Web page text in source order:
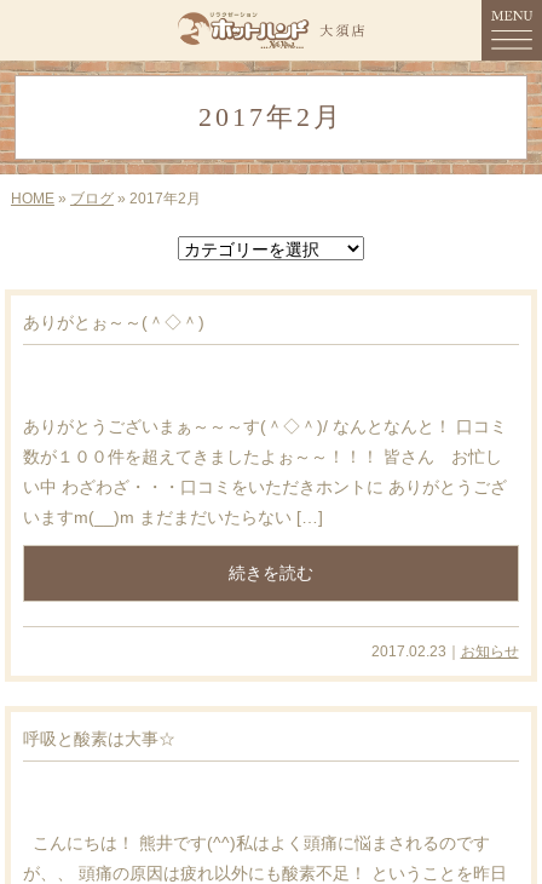
MENU
HOME
コンセプト
ご予約
ブログ
2017年2月
HOME» ブログ» 2017年2月
ありがとぉ～～(＾◇＾)
ありがとうございまぁ～～～す(＾◇＾)/ なんとなんと！ 口コミ
数が１００件を超えてきましたよぉ～～！！！ 皆さん お忙し
い中 わざわざ・・・口コミをいただきホントに ありがとうござ
いますm(__)m まだまだいたらない […]
続きを読む
2017.02.23｜ お知らせ
呼吸と酸素は大事☆
こんにちは！ 熊井です(^^)私はよく頭痛に悩まされるのです
が、、 頭痛の原因は疲れ以外にも酸素不足！ ということを昨日